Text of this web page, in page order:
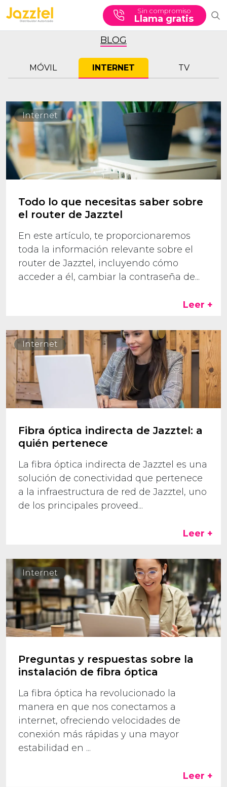
Sin compromiso
Llama gratis
BLOG
MÓVIL INTERNET TV
Internet
Todo lo que necesitas saber sobre
el router de Jazztel
En este artículo, te proporcionaremos
toda la información relevante sobre el
router de Jazztel, incluyendo cómo
acceder a él, cambiar la contraseña de...
Leer +
Internet
Fibra óptica indirecta de Jazztel: a
quién pertenece
La fibra óptica indirecta de Jazztel es una
solución de conectividad que pertenece
a la infraestructura de red de Jazztel, uno
de los principales proveed...
Leer +
Internet
Preguntas y respuestas sobre la
instalación de fibra óptica
La fibra óptica ha revolucionado la
manera en que nos conectamos a
internet, ofreciendo velocidades de
conexión más rápidas y una mayor
estabilidad en ...
Leer +